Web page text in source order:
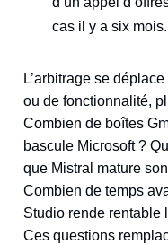
cas il y a six mois.
L’arbitrage se
ou de fonctionnalité,
Combien de boîtes
bascule Microsoft ?
que Mistral mature
Combien de temps
Studio rende rentable
Ces questions